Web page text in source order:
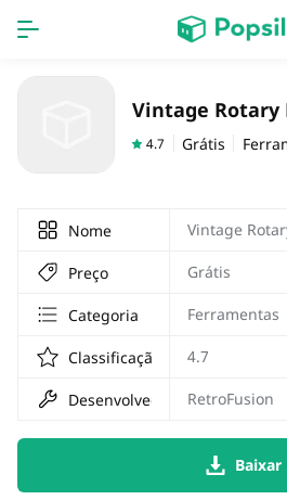
Vintage Rotary
4.7 Grátis
Nome Vintage
Preço Grátis
Categoria Ferramentas
Classificação 4.7
Desenvolvedor RetroFusion
Baixar